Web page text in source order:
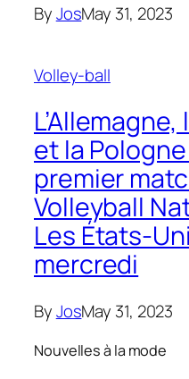
ByJosMay 31, 2023
Volley-ball
et la
premier
Volleyball
Les États-
mercredi
ByJosMay 31, 2023
Nouvelles à la mode